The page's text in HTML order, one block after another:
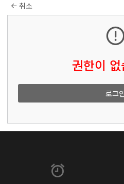
취소
권한이
로그인